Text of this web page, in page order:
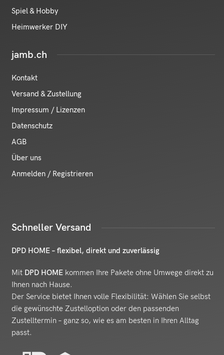
Spiel & Hobby
Heimwerker DIY
jamb.ch
Kontakt
Versand & Zustellung
Impressum / Lizenzen
Datenschutz
AGB
Über uns
Anmelden / Registrieren
Schneller Versand
DPD HOME – flexibel, direkt und zuverlässig
Mit DPD HOME kommen Ihre Pakete ohne Umwege direkt zu
Ihnen nach Hause.
Der Service bietet Ihnen volle Flexibilität: Wählen Sie selbst
die gewünschte Zustelloption oder den passenden
Zustelltermin – ganz so, wie es am besten in Ihren Alltag
passt.